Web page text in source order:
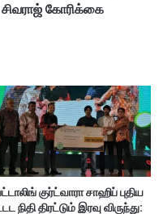
கோரிக்கை
குர்ட்வாரா சாஹிப் புதிய
நிதி திரட்டும் இரவு விருந்து: